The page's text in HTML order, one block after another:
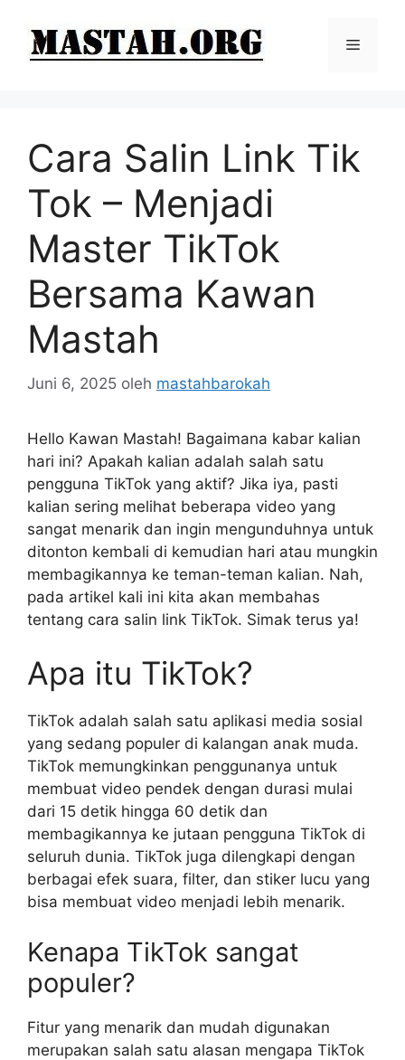
Menu
Cara Salin Link Tik
Tok – Menjadi
Master TikTok
Bersama Kawan
Mastah
Juni 6, 2025 oleh mastahbarokah
Hello Kawan Mastah! Bagaimana kabar kalian
hari ini? Apakah kalian adalah salah satu
pengguna TikTok yang aktif? Jika iya, pasti
kalian sering melihat beberapa video yang
sangat menarik dan ingin mengunduhnya untuk
ditonton kembali di kemudian hari atau mungkin
membagikannya ke teman-teman kalian. Nah,
pada artikel kali ini kita akan membahas
tentang cara salin link TikTok. Simak terus ya!
Apa itu TikTok?
TikTok adalah salah satu aplikasi media sosial
yang sedang populer di kalangan anak muda.
TikTok memungkinkan penggunanya untuk
membuat video pendek dengan durasi mulai
dari 15 detik hingga 60 detik dan
membagikannya ke jutaan pengguna TikTok di
seluruh dunia. TikTok juga dilengkapi dengan
berbagai efek suara, filter, dan stiker lucu yang
bisa membuat video menjadi lebih menarik.
Kenapa TikTok sangat
populer?
Fitur yang menarik dan mudah digunakan
merupakan salah satu alasan mengapa TikTok